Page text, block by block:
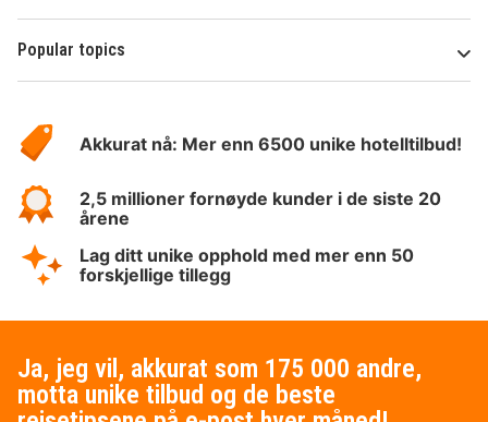
Popular topics
Hotelspecials
Akkurat nå: Mer enn 6500 unike hotelltilbud!
2,5 millioner fornøyde kunder i de siste 20
årene
Lag ditt unike opphold med mer enn 50
forskjellige tillegg
Ja, jeg vil, akkurat som 175 000 andre,
motta unike tilbud og de beste